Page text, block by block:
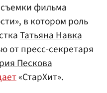
фильма
в котором роль
Татьяна Навка
от пресс-секретаря
Пескова
«СтарХит».